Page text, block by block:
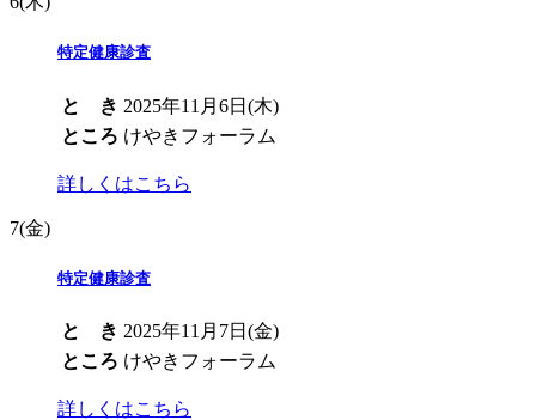
特定健康診査
と き 2025年11月6日(木)
ところ けやきフォーラム
詳しくはこちら
7(金)
特定健康診査
と き 2025年11月7日(金)
ところ けやきフォーラム
詳しくはこちら